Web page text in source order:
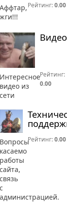
Аффтар,
жги!!!
Рейтинг:0.00
Видео
Интересное
видео из
сети
Рейтинг:
0.00
Вопросы
касаемо
работы
сайта,
связь
с
администрацией.
Рейтинг:0.00